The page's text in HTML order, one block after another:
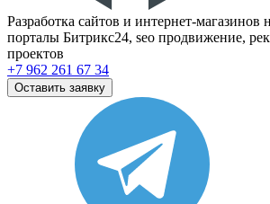
Разработка сайтов и интернет-магазинов
порталы Битрикс24, seo продвижение,
проектов
+7 962 261 67 34
Оставить заявку